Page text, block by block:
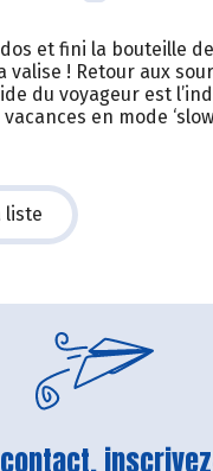
et fini la bouteille
valise ! Retour aux
du voyageur est
en mode ‘slow
liste